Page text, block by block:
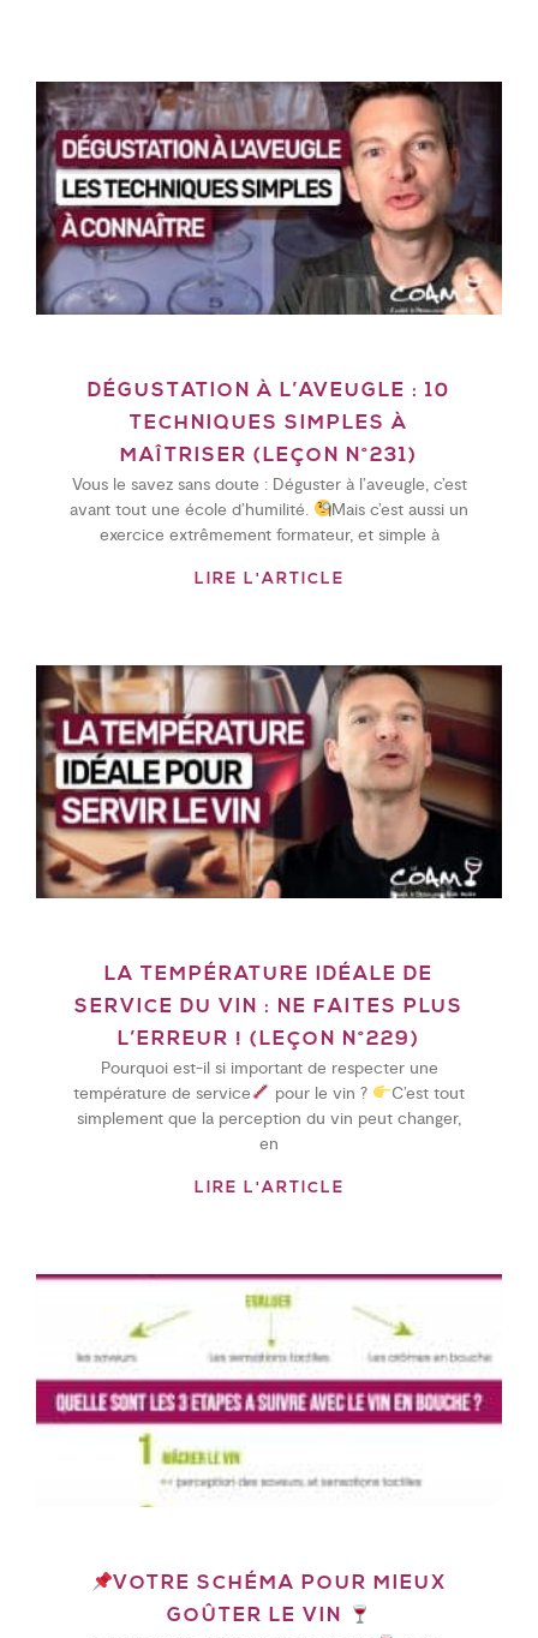
DÉGUSTATION À L’AVEUGLE : 10
TECHNIQUES SIMPLES À
MAÎTRISER (LEÇON N°231)
Vous le savez sans doute : Déguster à l’aveugle, c’est
avant tout une école d’humilité.
Mais c’est aussi un
exercice extrêmement formateur, et simple à
LIRE L'ARTICLE
LA TEMPÉRATURE IDÉALE DE
SERVICE DU VIN : NE FAITES PLUS
L’ERREUR ! (LEÇON N°229)
Pourquoi est-il si important de respecter une
température de service
pour le vin ?
C’est tout
simplement que la perception du vin peut changer,
en
LIRE L'ARTICLE
VOTRE SCHÉMA POUR MIEUX
GOÛTER LE VIN